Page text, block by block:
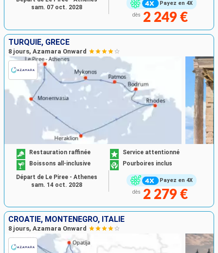
Payez en 4X
dès 2 249 €
sam. 07 oct. 2028
TURQUIE, GRÈCE
8 jours, Azamara Onward
Payez en 4X
Restauration raffinée
Service attentionné
Boissons all-inclusive
Pourboires inclus
dès 2 279 €
Départ de Le Piree - Athenes
sam. 14 oct. 2028
CROATIE, MONTÉNÉGRO, ITALIE
8 jours, Azamara Onward